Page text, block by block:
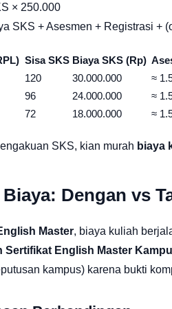
× 250.000
SKS + Asesmen + Registrasi +
Sisa SKS Biaya SKS (Rp)
120 30.000.000 ≈
96 24.000.000 ≈
72 18.000.000 ≈
SKS, kian murah biaya
Dengan vs
Master, biaya kuliah
Sertifikat English Master
kampus) karena bukti